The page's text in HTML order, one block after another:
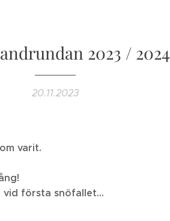
2023 / 2024
20.11.2023
varit.
första snöfallet...